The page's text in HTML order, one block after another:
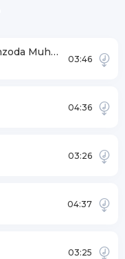
Benom guruhi & Shahzoda Muhammedova
03:46
04:36
03:26
04:37
03:25